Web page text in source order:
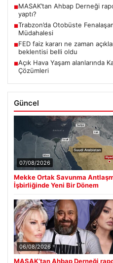
■MASAK’tan Ahbap Derneği
yaptı?
■Trabzon’da Otobüste
Müdahalesi
■FED faiz kararı ne zaman
beklentisi belli oldu
■Açık Hava Yaşam alanlarında
Çözümleri
Güncel
07/08/2026
Mekke Ortak Savunma
İşbirliğinde Yeni Bir Dönem
06/08/2026
MASAK’tan Ahbap Derneği